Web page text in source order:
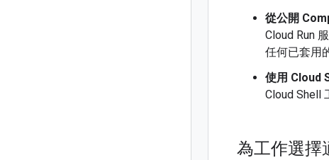
從公開
Cloud Run
任何已套用
使用 Cloud
Cloud Shell
為工作選擇